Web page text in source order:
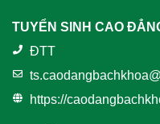
TUYỂN SINH CAO
ĐTT
https://